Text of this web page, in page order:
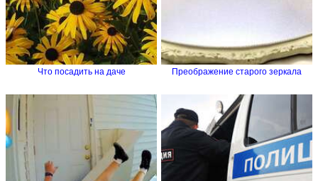
Что посадить на даче Преображение старого зеркала